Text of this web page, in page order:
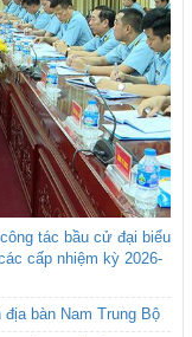
tác bầu cử đại biểu
cấp nhiệm kỳ 2026-
bàn Nam Trung Bộ